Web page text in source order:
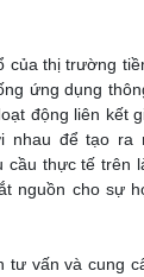
của thị trường
ứng dụng
động liên kết
nhau để tạo ra
cầu thực tế trên
nguồn cho sự
tư vấn và cung